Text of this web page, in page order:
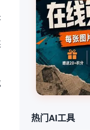
热门AI工具